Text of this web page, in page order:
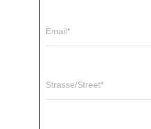
Email*
Strasse/Street*